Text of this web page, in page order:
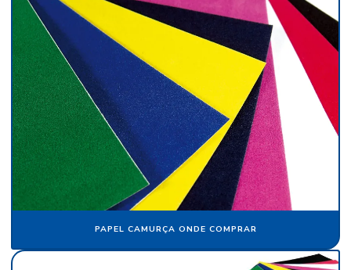
Fornecedor de papel crepom
Fornecedor de papel crepom parafinado
Fornecedor de papel veludo
Fornecedor de tecido flocado
Fornecedor de veludo
Fornecedor de veludo para automóvel
Fornecedor de veludo sintético
Indústria de flocagem
Indústria de papel crepom
PAPEL CAMURÇA ONDE COMPRAR